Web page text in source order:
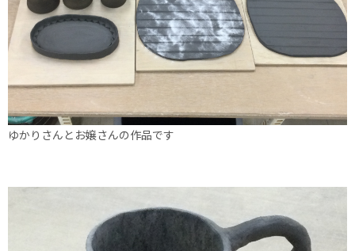
ゆかりさんとお嬢さんの作品です